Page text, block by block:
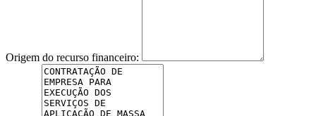
Origem do recurso financeiro: